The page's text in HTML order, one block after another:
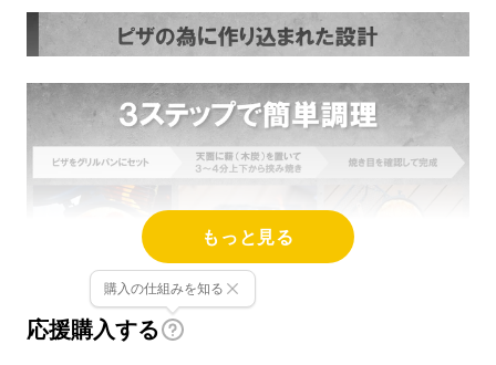
もっと見る
応援購入する
購入の仕組みを知る